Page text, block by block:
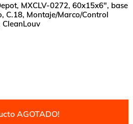
MXCLV-0272, 60x15x6", base
C.18, Montaje/Marco/Control
AGOTADO!